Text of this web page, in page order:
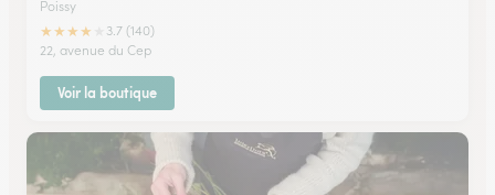
Poissy
★★★★
3.7 (140)
22, avenue du Cep
Voir la boutique